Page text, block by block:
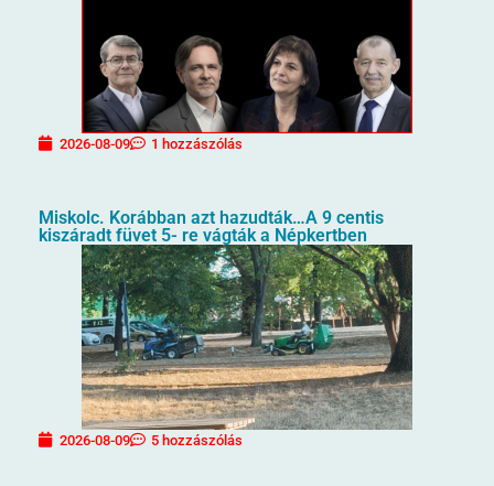
2026-08-09 1 hozzászólás
Miskolc. Korábban azt hazudták…A 9 centis
kiszáradt füvet 5- re vágták a Népkertben
2026-08-09 5 hozzászólás